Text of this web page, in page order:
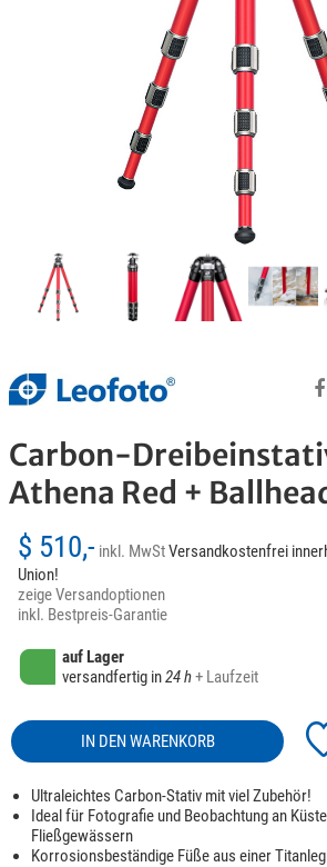
Carbon-
Athena Red +
$ 510,- inkl. MwStVersandkostenfrei
Union!
zeige Versandoptionen
inkl. Bestpreis-Garantie
auf Lager
versandfertig in24 h+ Laufzeit
IN DEN WARENKORB
Ultraleichtes Carbon-Stativ mit viel Zubehör!
Ideal für Fotografie und Beobachtung an
Fließgewässern
Korrosionsbeständige Füße aus einer